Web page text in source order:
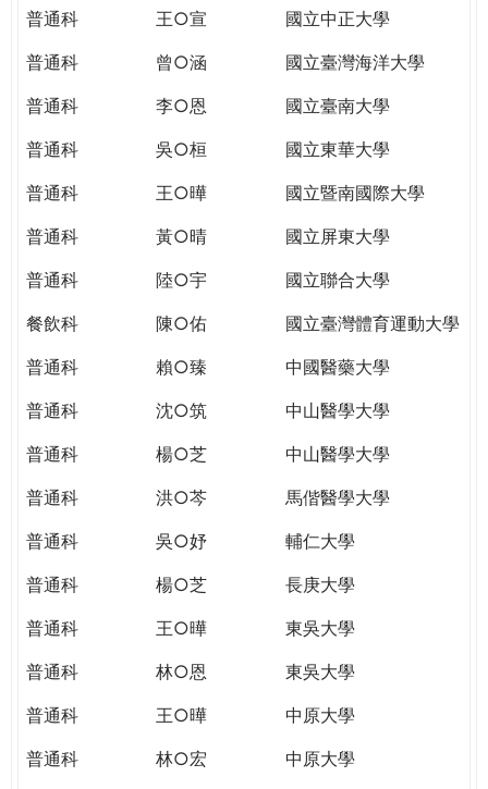
民。
TODAY
WORLD
TOMORROW
YOU
THE
PATH
GLOBAL
普通科
王○宣
國立中正大學
普通科
曾○涵
國立臺灣海洋大學
普通科
李○恩
國立臺南大學
普通科
吳○桓
國立東華大學
普通科
王○曄
國立暨南國際大學
普通科
黃○晴
國立屏東大學
普通科
陸○宇
國立聯合大學
餐飲科
陳○佑
國立臺灣體育運動大學
普通科
賴○臻
中國醫藥大學
普通科
沈○筑
中山醫學大學
普通科
楊○芝
中山醫學大學
普通科
洪○芩
馬偕醫學大學
普通科
吳○妤
輔仁大學
普通科
楊○芝
長庚大學
普通科
王○曄
東吳大學
普通科
林○恩
東吳大學
普通科
王○曄
中原大學
普通科
林○宏
中原大學